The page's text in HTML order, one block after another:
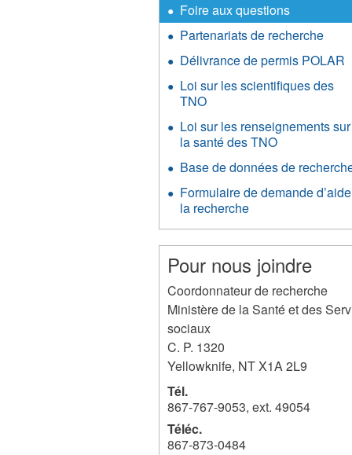
Foire aux questions
Partenariats de recherche
Délivrance de permis POLAR
Loi sur les scientifiques des
TNO
Loi sur les renseignements sur
la santé des TNO
Base de données de
Formulaire de demande
la recherche
Pour nous joindre
Coordonnateur de recherche
Ministère de la Santé et des
sociaux
C. P. 1320
Yellowknife, NTX1A 2L9
Tél.
867-767-9053, ext. 49054
Téléc.
867-873-0484